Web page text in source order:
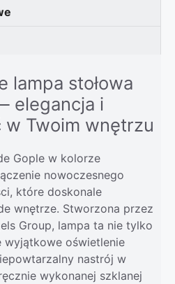
lampa stołowa
elegancja i
Twoim wnętrzu
Gople w kolorze
nowoczesnego
które doskonale
wnętrze. Stworzona przez
Group, lampa ta nie tylko
wyjątkowe oświetlenie
nastrój w
wykonanej szklanej